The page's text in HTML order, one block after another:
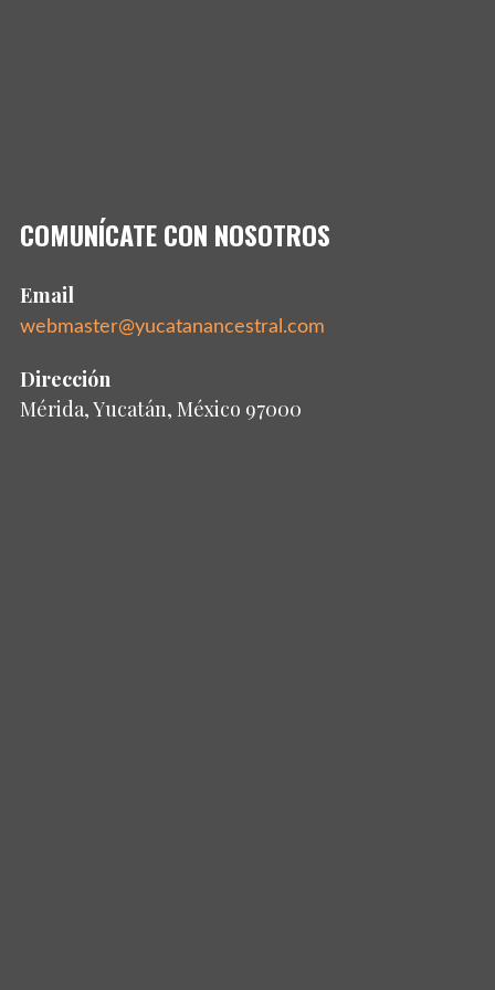
COMUNÍCATE CON NOSOTROS
Email
webmaster@yucatanancestral.com
Dirección
Mérida, Yucatán, México 97000